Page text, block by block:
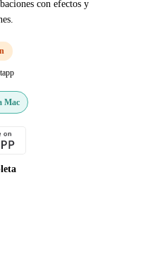
con efectos y
Mac